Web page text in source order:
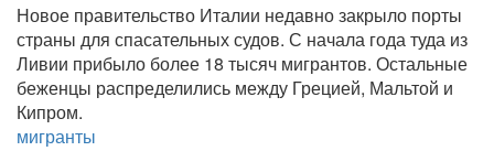
Новое правительство Италии недавно закрыло порты
страны для спасательных судов. С начала года туда из
Ливии прибыло более 18 тысяч мигрантов. Остальные
беженцы распределились между Грецией, Мальтой и
Кипром.
мигранты